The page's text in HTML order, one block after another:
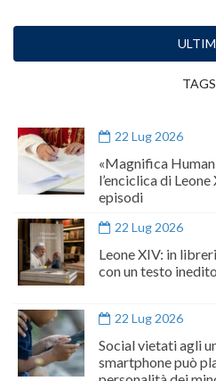
TAGS
22 Lug 2026
«Magnifica
l’enciclica di
episodi
22 Lug 2026
Leone XIV: in
con un testo
22 Lug 2026
Social vietati agli
smartphone può